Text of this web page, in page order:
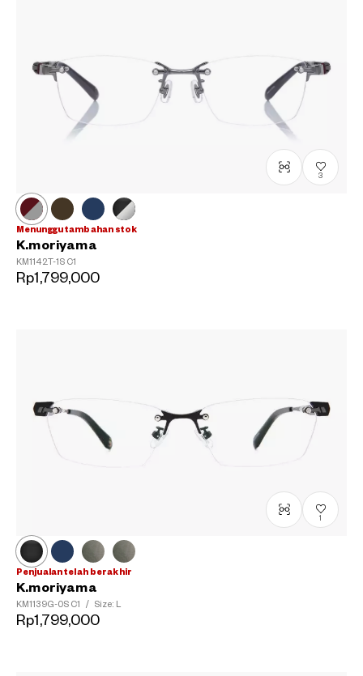
3
Menunggu tambahan stok
K.moriyama
KM1142T-1S C1
Rp1,799,000
1
Penjualan telah berakhir
K.moriyama
KM1139G-0S C1 / Size: L
Rp1,799,000